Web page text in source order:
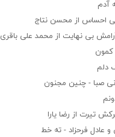
آدم
احساس از محسن نتاج
بی نهایت از محمد علی باقری
کمون
دلم
صبا - چنین مجنون
تیرت از رضا یارا
عادل فرحزاد - ته خط